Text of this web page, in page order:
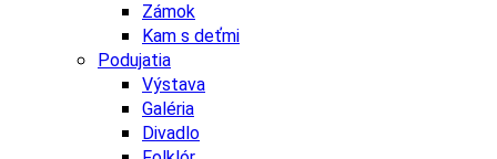
Zámok
Kam s deťmi
Podujatia
Výstava
Galéria
Divadlo